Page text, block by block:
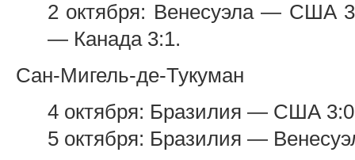
2 октября: Венесуэла — США
— Канада 3:1.
Сан-Мигель-де-Тукуман
4 октября: Бразилия — США
5 октября: Бразилия —